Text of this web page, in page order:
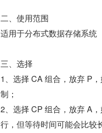
二、使用范围
适用于分布式数据存储系统
三、选择
1、选择 CA 组合，放弃 P
制；
2、选择 CP 组合，放弃 A
行，但等待时间可能会比较